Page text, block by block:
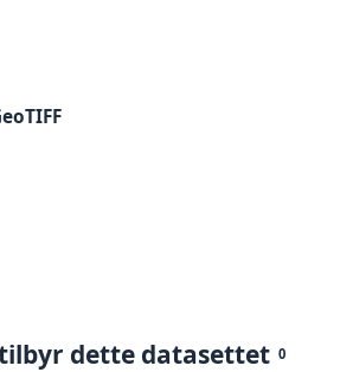
dette datasettet 0